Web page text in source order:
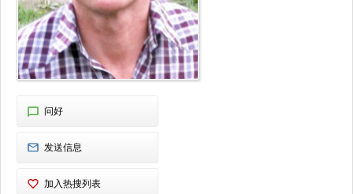
问好
发送信息
加入热搜列表